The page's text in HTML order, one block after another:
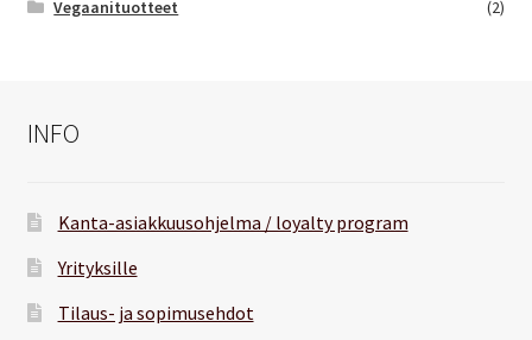
Vegaanituotteet
(2)
INFO
Kanta-asiakkuusohjelma / loyalty program
Yrityksille
Tilaus- ja sopimusehdot